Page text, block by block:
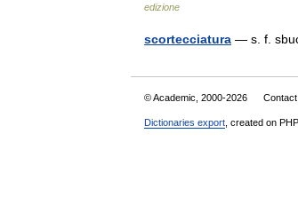
edizione
scortecciatura — s. f.
© Academic, 2000-2026
Dictionaries export , created on PHP,